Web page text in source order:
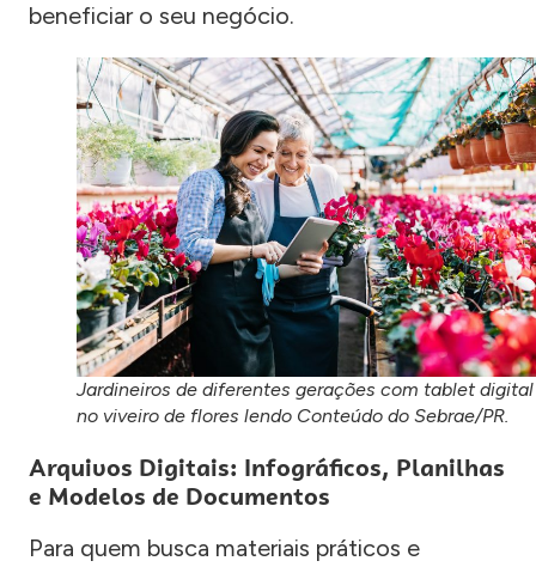
beneficiar o seu negócio.
Jardineiros de diferentes gerações com tablet digital
no viveiro de flores lendo Conteúdo do Sebrae/PR.
Arquivos Digitais: Infográficos, Planilhas
e Modelos de Documentos
Para quem busca materiais práticos e